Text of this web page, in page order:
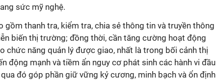
sức mỹ nghệ.
gồm thanh tra, kiểm tra, chia sẻ thông tin và truyền thông
biến thị trường; đồng thời, cần tăng cường hoạt động
chức năng quản lý được giao, nhất là trong bối cảnh thị
động mạnh và tiềm ẩn nguy cơ phát sinh các hành vi đầu
đó góp phần giữ vững kỷ cương, minh bạch và ổn định